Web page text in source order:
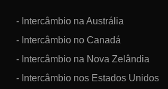
- Intercâmbio na Austrália
- Intercâmbio no Canadá
- Intercâmbio na Nova Zelândia
- Intercâmbio nos Estados Unidos